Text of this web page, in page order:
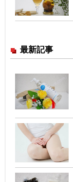
最新記事